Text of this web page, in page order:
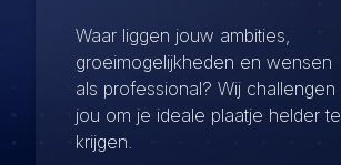
Waar liggen jouw ambities,
groeimogelijkheden en wensen
als professional? Wij challengen
jou om je ideale plaatje helder te
krijgen.